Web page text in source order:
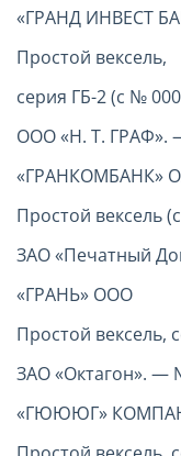
«ГРАНД ИНВЕСТ
Простой вексель,
серия ГБ-2 (с №
ООО «Н. Т. ГРАФ».
«ГРАНКОМБАНК»
Простой вексель
ЗАО «Печатный
«ГРАНЬ» ООО
Простой
ЗАО «Октагон». —
«ГЮЮЮГ»